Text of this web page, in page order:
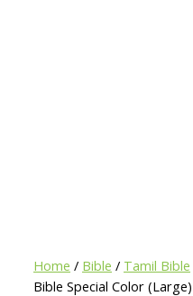
Home / Bible / Tamil Bible
Bible Special Color